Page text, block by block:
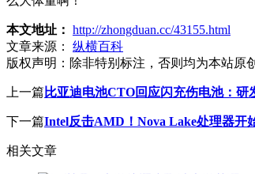
本文地址： http://zhongduan.cc/43155.html
文章来源：
纵横百科
版权声明： 除非特别标注，否则均为本站原
上一篇 比亚迪电池CTO回应闪充伤电池：研
下一篇Intel反击AMD！Nova Lake处理器开
相关文章